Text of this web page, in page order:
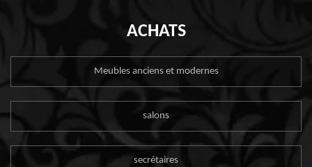
ACHATS
Meubles anciens et modernes
salons
secrétaires